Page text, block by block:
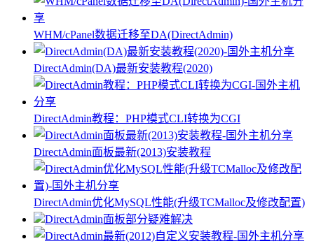
WHM/cPanel数据迁移至DA(DirectAdmin)
DirectAdmin(DA)最新安装教程(2020)
DirectAdmin教程：PHP模式CLI转换为CGI
DirectAdmin面板最新(2013)安装教程
DirectAdmin优化MySQL性能(升级TCMalloc及修改配置)
DirectAdmin面板部分疑难解决